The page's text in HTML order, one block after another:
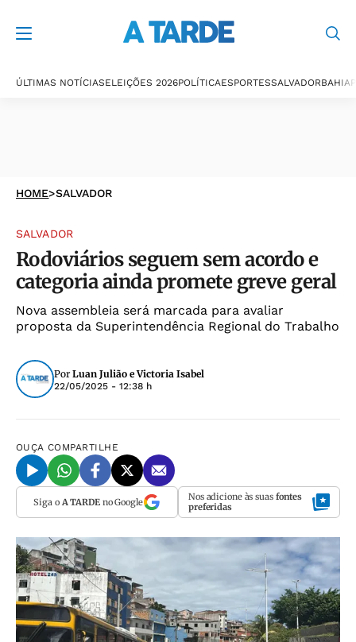
ÚLTIMAS NOTÍCIASELEIÇÕES 2026POLÍTICAESPORTESSALVADORBAHIA
HOME>SALVADOR
SALVADOR
Rodoviários seguem sem acordo e
categoria ainda promete greve geral
Nova assembleia será marcada para avaliar
proposta da Superintendência Regional do Trabalho
Por Luan Julião e Victoria Isabel
22/05/2025 - 12:38 h
OUÇA COMPARTILHE
Siga o A TARDEno Google Nos adicione às suas fontes
preferidas